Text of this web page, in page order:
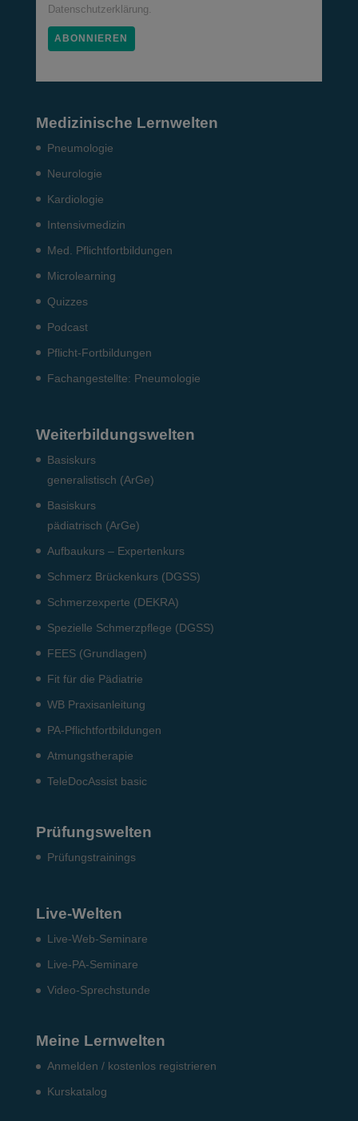
Datenschutzerklärung.
Medizinische Lernwelten
Pneumo­logie
Neurologie
Kardiologie
Intensiv­medizin
Med. Pflichtfort­bildun­gen
Microlearning
Quizzes
Podcast
Pflicht-Fort­bildun­gen
Fach­angestellte: Pneumo­logie
Weiterbildungswelten
Basiskurs
generalistisch (ArGe)
Basiskurs
pädiatrisch (ArGe)
Aufbaukurs – Expertenkurs
Schmerz Brückenkurs (DGSS)
Schmerzexperte (DEKRA)
Spezielle Schmerzpflege (DGSS)
FEES (Grundlagen)
Fit für die Pädiatrie
WB Praxisanleitung
PA-Pflichtfortbildungen
Atmungstherapie
TeleDocAssist basic
Prüfungswelten
Prü­fungs­trai­nings
Live-Welten
Live-Web-Seminare
Live-PA-Seminare
Video-Sprechstunde
Meine Lernwelten
Anmelden / kostenlos registrieren
Kurskatalog